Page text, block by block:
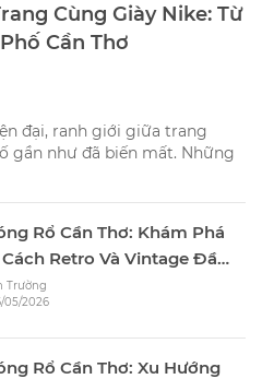
Cùng Giày Nike: Từ
Cần Thơ
đại, ranh giới giữa trang
gần như đã biến mất. Những
Rổ Cần Thơ: Khám Phá
Retro Và Vintage Đầy
Tại Vint Station
Trường
05/2026
Rổ Cần Thơ: Xu Hướng